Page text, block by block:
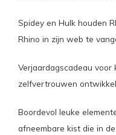
Spidey en Hulk houden
Rhino in zijn web te
Verjaardagscadeau
zelfvertrouwen
Boordevol leuke
afneembare kist die in